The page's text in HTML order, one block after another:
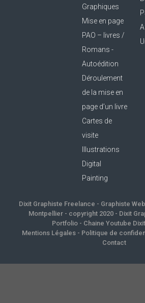
Graphiques
Mise en page
PAO – livres /
Romans -
Autoédition
Déroulement
de la mise en
page d’un livre
Cartes de
visite
Illustrations
Digital
Painting
Dixit Graphiste Freelance - Graphiste
Montpellier - copyright 2020 - Dixit
Portfolio- Chaine Youtube
Mentions Légales- Politique de
Contact